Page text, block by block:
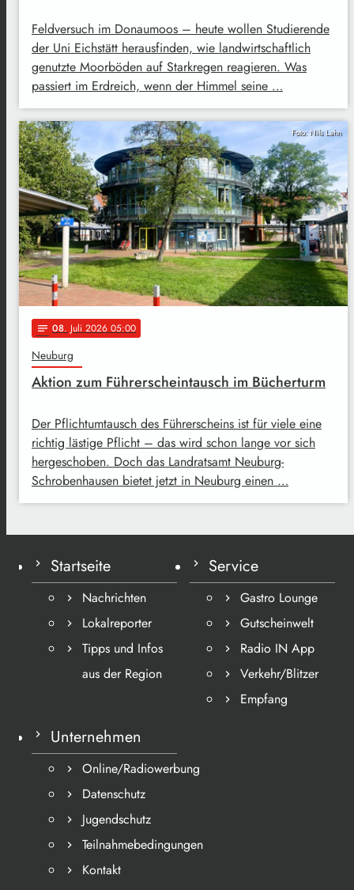
Feldversuch im Donaumoos – heute wollen Studierende
der Uni Eichstätt herausfinden, wie landwirtschaftlich
genutzte Moorböden auf Starkregen reagieren. Was
passiert im Erdreich, wenn der Himmel seine …
Foto: Nils Lahn
notes 08. Juli 2026 05:00
Neuburg
Aktion zum Führerscheintausch im Bücherturm
Der Pflichtumtausch des Führerscheins ist für viele eine
richtig lästige Pflicht – das wird schon lange vor sich
hergeschoben. Doch das Landratsamt Neuburg-
Schrobenhausen bietet jetzt in Neuburg einen …
Startseite
Nachrichten
Lokalreporter
Tipps und Infos
aus der Region
Service
Gastro Lounge
Gutscheinwelt
Radio IN App
Verkehr/Blitzer
Empfang
Unternehmen
Online/Radiowerbung
Datenschutz
Jugendschutz
Teilnahmebedingungen
Kontakt